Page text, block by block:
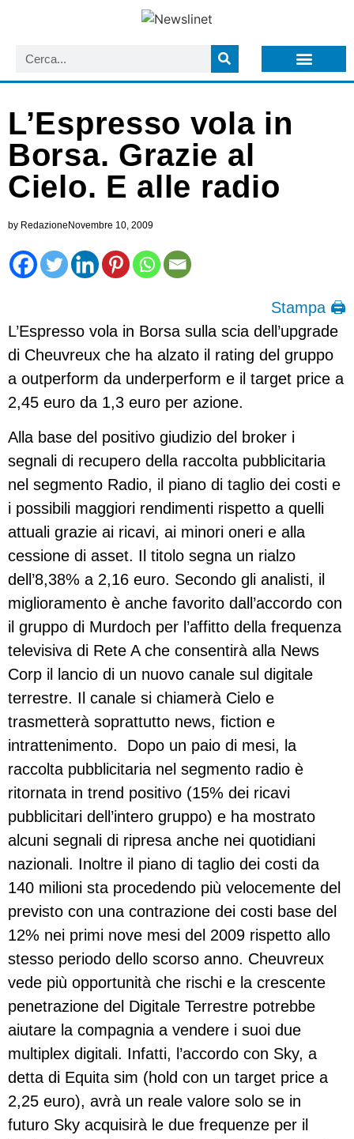
L’Espresso vola in
Borsa. Grazie al
Cielo. E alle radio
by RedazioneNovembre 10, 2009
Stampa 🖨
L’Espresso vola in Borsa sulla scia dell’upgrade
di Cheuvreux che ha alzato il rating del gruppo
a outperform da underperform e il target price a
2,45 euro da 1,3 euro per azione.
Alla base del positivo giudizio del broker i
segnali di recupero della raccolta pubblicitaria
nel segmento Radio, il piano di taglio dei costi e
i possibili maggiori rendimenti rispetto a quelli
attuali grazie ai ricavi, ai minori oneri e alla
cessione di asset. Il titolo segna un rialzo
dell’8,38% a 2,16 euro. Secondo gli analisti, il
miglioramento è anche favorito dall’accordo con
il gruppo di Murdoch per l’affitto della frequenza
televisiva di Rete A che consentirà alla News
Corp il lancio di un nuovo canale sul digitale
terrestre. Il canale si chiamerà Cielo e
trasmetterà soprattutto news, fiction e
intrattenimento. Dopo un paio di mesi, la
raccolta pubblicitaria nel segmento radio è
ritornata in trend positivo (15% dei ricavi
pubblicitari dell’intero gruppo) e ha mostrato
alcuni segnali di ripresa anche nei quotidiani
nazionali. Inoltre il piano di taglio dei costi da
140 milioni sta procedendo più velocemente del
previsto con una contrazione dei costi base del
12% nei primi nove mesi del 2009 rispetto allo
stesso periodo dello scorso anno. Cheuvreux
vede più opportunità che rischi e la crescente
penetrazione del Digitale Terrestre potrebbe
aiutare la compagnia a vendere i suoi due
multiplex digitali. Infatti, l’accordo con Sky, a
detta di Equita sim (hold con un target price a
2,25 euro), avrà un reale valore solo se in
futuro Sky acquisirà le due frequenze per il